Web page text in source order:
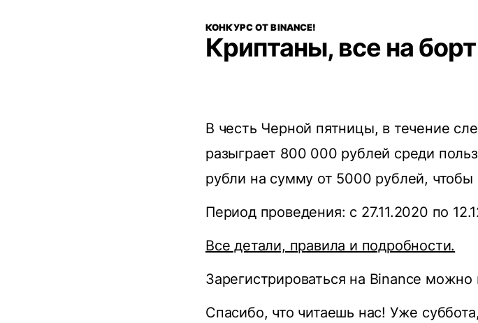
КОНКУРС ОТ BINANCE!
Криптаны, все на
В честь Черной пятницы, в течение
разыграет 800 000 рублей среди
рубли на сумму от 5000 рублей, чтобы
Период проведения: с 27.11.2020 по
Все детали, правила и подробности.
Зарегистрироваться на Binance можно
Спасибо, что читаешь нас! Уже